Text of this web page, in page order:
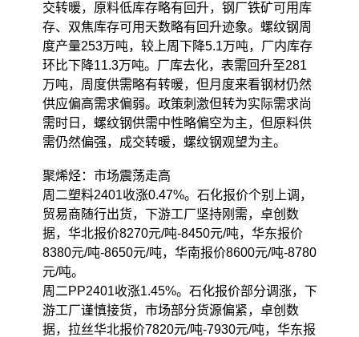
交转暖，原料低库存略有回升，钢厂铁矿可用库
存、双焦库存可用天数略有回升迹象。螺纹钢周
度产量253万吨，较上周下降5.1万吨，厂内库存
环比下降11.3万吨。厂库去化，表需回升至281
万吨，周度供需略有转暖，但月度来看钢材仍然
供应偏高需求偏弱。政策刺激但转为实际需求尚
需时日，螺纹钢供需中性略偏空为主，但原料供
需仍然偏强，成交转暖，螺纹钢观望为主。
聚烯烃：市场震荡走高
周二塑料2401收涨0.47%。石化报价个别上调，
贸易商随行出货，下游工厂坚持刚需，卓创数
据，华北报价8270元/吨-8450元/吨，华东报价
8380元/吨-8650元/吨，华南报价8600元/吨-8780
元/吨。
周二PP2401收涨1.45%。石化报价部分调涨，下
游工厂谨慎接货，市场部分货源偏紧，卓创数
据，拉丝华北报价7820元/吨-7930元/吨，华东报